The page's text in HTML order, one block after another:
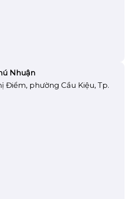
Nhuận
Điểm, phường Cầu Kiệu, Tp.